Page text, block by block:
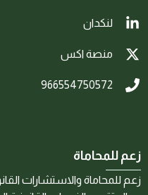
لنكدان
منصة اكس
966554750572
زعم للمحاماة
زعم للمحاماة والاستشارات